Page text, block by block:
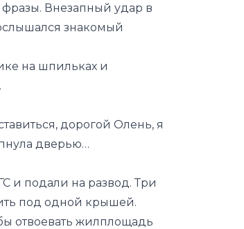
фразы. Внезапный удар в
знакомый
на шпильках и
дорогой Олень, я
дверью…
и подали на развод. Три
под одной крышей.
отвоевать жилплощадь